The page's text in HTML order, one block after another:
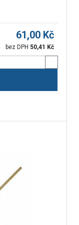
61,00 Kč
bez DPH 50,41 Kč